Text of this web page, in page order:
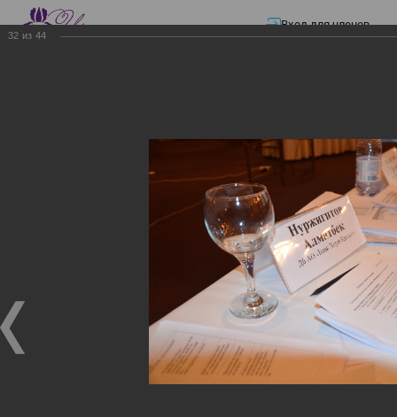
Вход для членов
ЭЛЕКТРОННЫЕ СЧЕТА-ФАКТУРЫ.
ЭЛЕКТРОННЫЕ СЧЕТА-
ФАКТУРЫ. ВИРТУАЛЬНЫЙ
ЭЛЕКТРОННЫЕ СЧЕТА-ФАКТУРЫ. ВИРТУАЛЬНЫЙ
СКЛАД.
Семинар с КГД и разработчиками
32 из 44